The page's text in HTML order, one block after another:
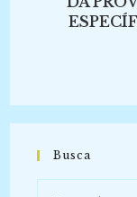
Busca